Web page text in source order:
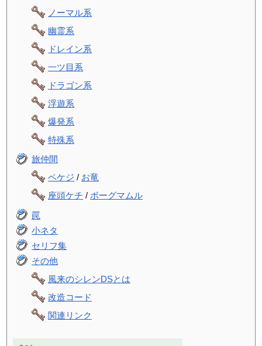
ノーマル系
幽霊系
ドレイン系
一ツ目系
ドラゴン系
浮遊系
爆発系
特殊系
旅仲間
ペケジ / お竜
座頭ケチ / ボーグマムル
罠
小ネタ
セリフ集
その他
風来のシレンDSとは
改造コード
関連リンク